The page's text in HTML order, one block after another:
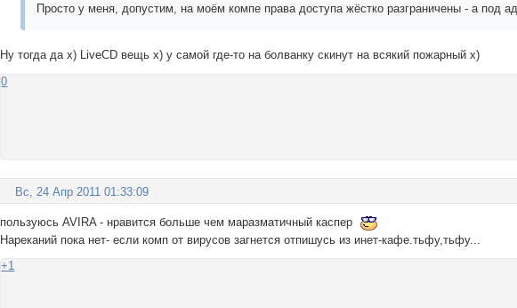
Просто у меня, допустим, на моём компе права доступа жёстко разграничены - а под
Ну тогда да х) LiveCD вещь х) у самой где-то на болванку скинут на всякий пожарный х)
0
Вс, 24 Апр 2011 01:33:09
пользуюсь AVIRA - нравится больше чем маразматичный каспер
Нареканий пока нет- если комп от вирусов загнется отпишусь из инет-кафе.тьфу,тьфу...
+1